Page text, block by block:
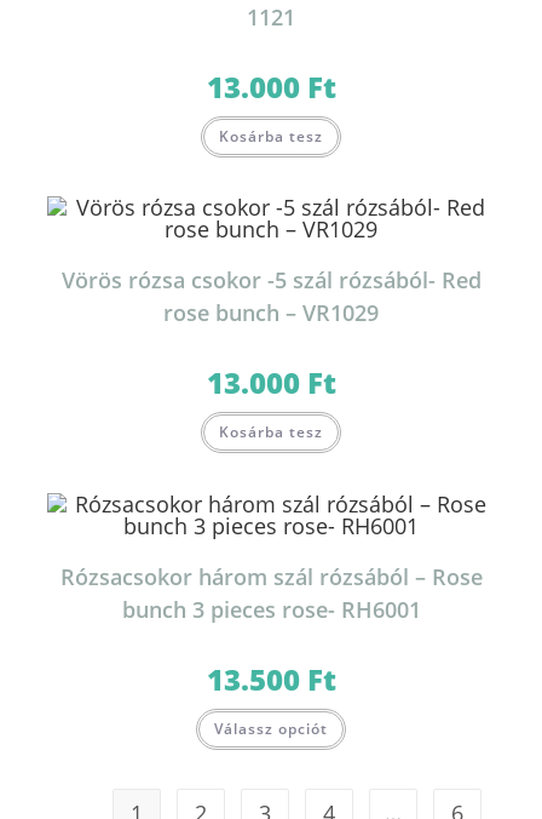
1121
13.000 Ft
Kosárba tesz
Vörös rózsa csokor -5 szál rózsából- Red
rose bunch – VR1029
13.000 Ft
Kosárba tesz
Rózsacsokor három szál rózsából – Rose
bunch 3 pieces rose- RH6001
13.500 Ft
Válassz opciót